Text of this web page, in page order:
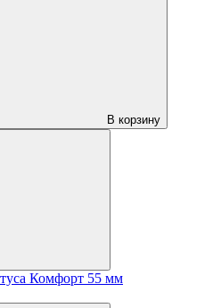
В корзину